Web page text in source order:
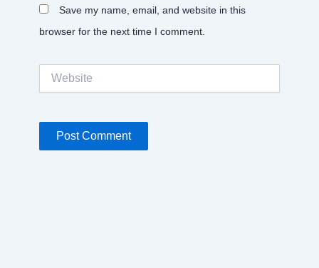
Save my name, email, and website in this
browser for the next time I comment.